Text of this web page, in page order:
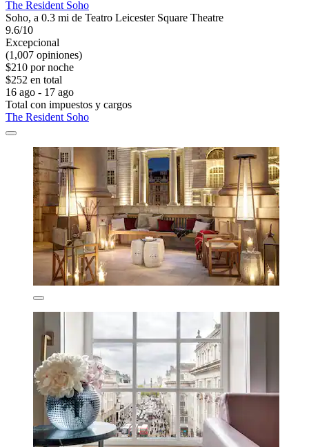
The Resident Soho
Soho, a 0.3 mi de Teatro Leicester Square Theatre
9.6/10
Excepcional
(1,007 opiniones)
$210 por noche
$252 en total
16 ago - 17 ago
Total con impuestos y cargos
The Resident Soho